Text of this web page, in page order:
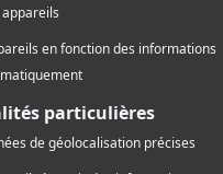
À
pas les
vous à l’infolettre du
tout savoir de